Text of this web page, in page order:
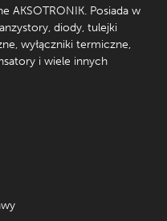
AKSOTRONIK. Posiada w
diody, tulejki
wyłączniki termiczne,
i wiele innych